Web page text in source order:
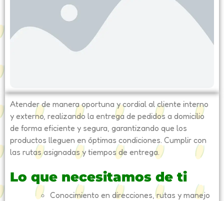
Atender de manera oportuna y cordial al cliente interno
y externo, realizando la entrega de pedidos a domicilio
de forma eficiente y segura, garantizando que los
productos lleguen en óptimas condiciones. Cumplir con
las rutas asignadas y tiempos de entrega.
Lo que necesitamos de ti
Conocimiento en direcciones, rutas y manejo